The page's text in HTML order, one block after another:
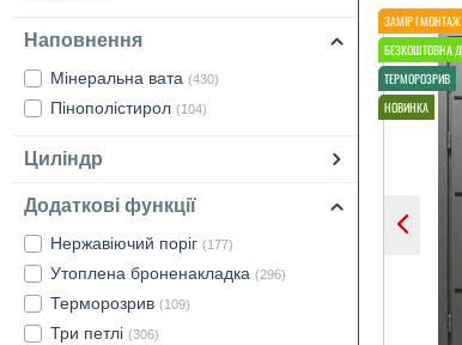
Наповнення
Мінеральна вата (430)
Пінополістирол (104)
Циліндр
Додаткові функції
Нержавіючий поріг (177)
Утоплена броненакладка (296)
Терморозрив (109)
Три петлі (306)